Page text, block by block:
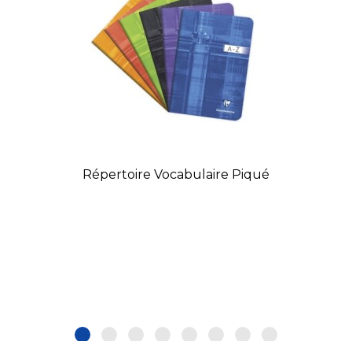
Répertoire Vocabulaire Piqué